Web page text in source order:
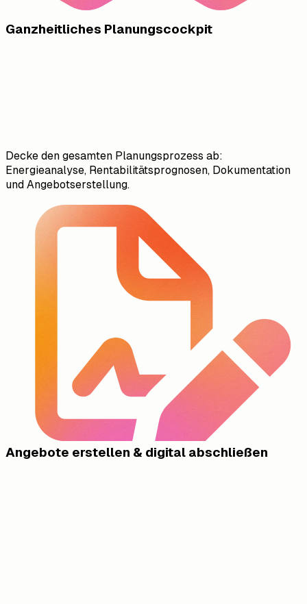
Ganzheitliches Planungscockpit
Decke den gesamten Planungsprozess ab:
Energieanalyse, Rentabilitätsprognosen, Dokumentation
und Angebotserstellung.
Angebote erstellen & digital abschließen